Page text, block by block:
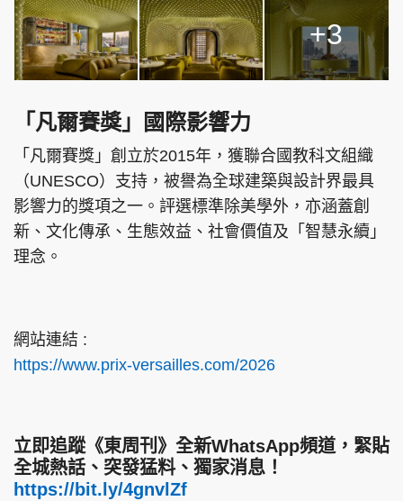
Copyright © 東周網 版權所有 . 不得轉載
©Eastweek.com.hk. All rights reserved.
+3
「凡爾賽獎」國際影響力
「凡爾賽獎」創立於2015年，獲聯合國教科文組織
（UNESCO）支持，被譽為全球建築與設計界最具
影響力的獎項之一。評選標準除美學外，亦涵蓋創
新、文化傳承、生態效益、社會價值及「智慧永續」
理念。
網站連結 :
https://www.prix-versailles.com/2026
立即追蹤《東周刊》全新WhatsApp頻道，緊貼
全城熱話、突發猛料、獨家消息！
https://bit.ly/4gnvlZf